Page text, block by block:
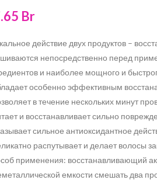
Br
действие двух продуктов –
непосредственно перед
и наиболее мощного и
особенно эффективным
в течение нескольких минут
и восстанавливает сильно
сильное антиоксидантное
распутывает и делает волосы
применения: восстанавливающий
емкости смешать два